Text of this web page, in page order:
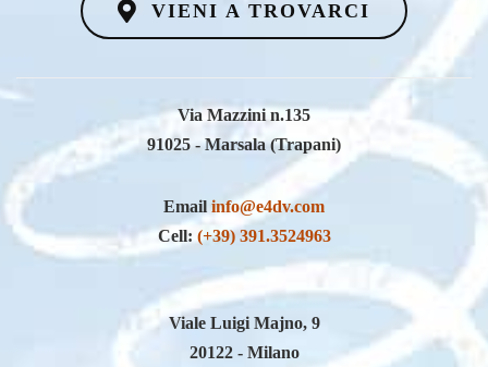
Via Mazzini n.135
91025 - Marsala (Trapani)
info@e4dv.com
Cell:(+39) 391.3524963
Viale Luigi Majno, 9
20122 - Milano